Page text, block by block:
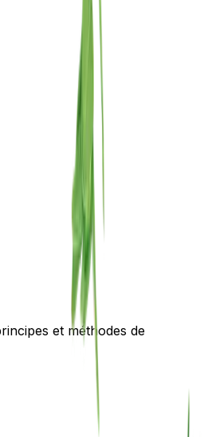
et méthodes de